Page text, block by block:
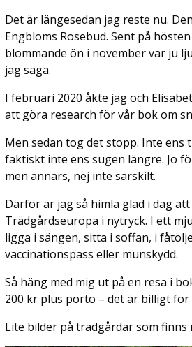
Det är längesedan jag reste nu.
Engbloms Rosebud. Sent på
blommande ön i november var ju
jag säga.
I februari 2020 åkte jag och
att göra research för vår bok om
Men sedan tog det stopp. Inte
faktiskt inte ens sugen längre. Jo
men annars, nej inte särskilt.
Därför är jag så himla glad i dag
Trädgårdseuropa i nytryck. I ett
ligga i sängen, sitta i soffan, i
vaccinationspass eller munskydd.
Så häng med mig ut på en resa i
200 kr plus porto – det är billigt
Lite bilder på trädgårdar som finns